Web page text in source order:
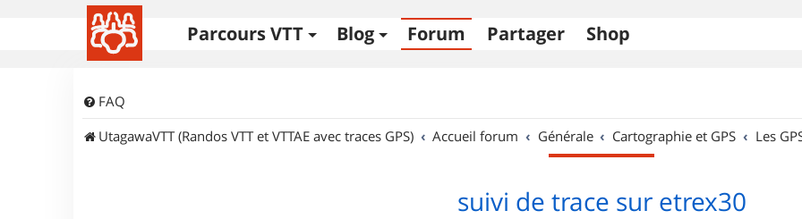
Parcours VTT Blog Forum Partager Shop
FAQ
UtagawaVTT (Randos VTT et VTTAE avec traces GPS)
Accueil forum Générale Cartographie et GPS Les
suivi de trace sur etrex30